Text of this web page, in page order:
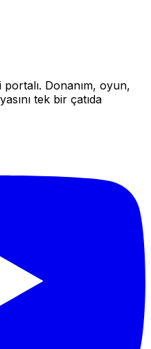
Donanım, oyun,
tek bir çatıda